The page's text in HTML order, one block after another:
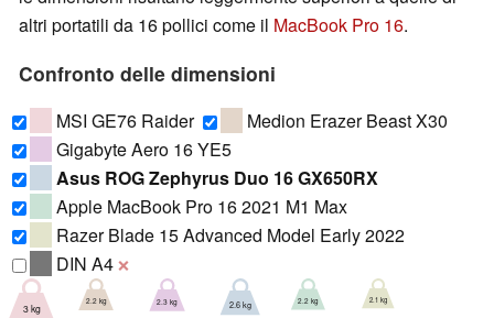
altri portatili da 16 pollici come il MacBook Pro 16.
Confronto delle dimensioni
MSI GE76 Raider
Medion Erazer Beast X30
Gigabyte Aero 16 YE5
Asus ROG Zephyrus Duo 16 GX650RX
Apple MacBook Pro 16 2021 M1 Max
Razer Blade 15 Advanced Model Early 2022
DIN A4 ❌
3 kg
2.2 kg 2.3 kg 2.6 kg 2.2 kg 2.1 kg